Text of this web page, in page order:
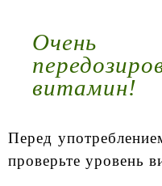
витамин!
Перед
проверьте уровень